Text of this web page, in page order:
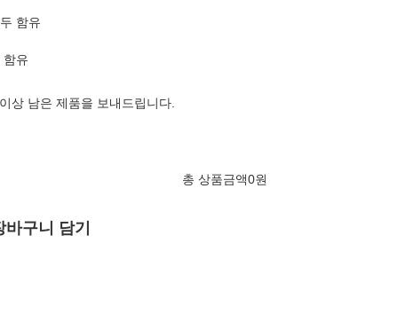
함유
함유
상 남은 제품을 보내드립니다.
총 상품금액0원
바구니 담기